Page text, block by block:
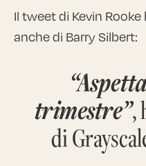
Il tweet di Kevin
anche di Barry Silbert:
trimestre”,
di